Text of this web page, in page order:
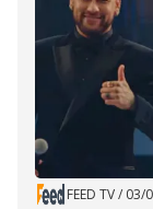
FEED TV/ 03/